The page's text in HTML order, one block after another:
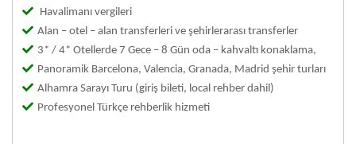
Havalimanı vergileri
Alan – otel – alan transferleri ve şehirlerarası transferler
3* / 4* Otellerde 7 Gece – 8 Gün oda – kahvaltı konaklama,
Panoramik Barcelona, Valencia, Granada, Madrid şehir turları
Alhamra Sarayı Turu (giriş bileti, local rehber dahil)
Profesyonel Türkçe rehberlik hizmeti